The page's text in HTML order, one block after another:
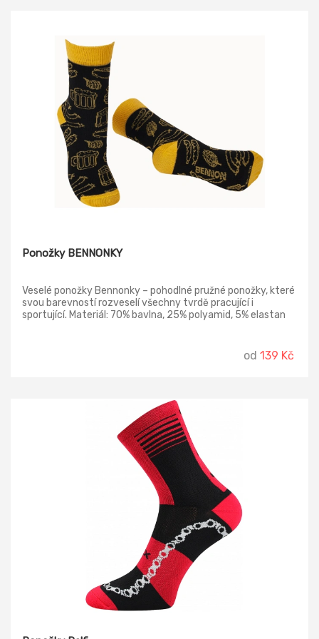
Ponožky BENNONKY
Veselé ponožky Bennonky – pohodlné pružné ponožky, které
svou barevností rozveselí všechny tvrdě pracující i
sportující. Materiál: 70% bavlna, 25% polyamid, 5% elastan
od 139 Kč